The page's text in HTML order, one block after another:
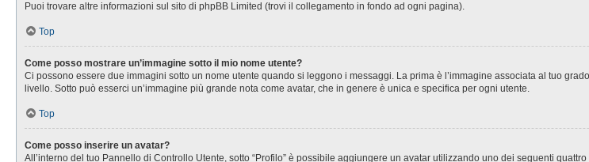
Puoi trovare altre informazioni sul sito di phpBB Limited (trovi il collegamento in fondo ad ogni pagina).
Top
Come posso mostrare un’immagine sotto il mio nome utente?
Ci possono essere due immagini sotto un nome utente quando si leggono i messaggi. La prima è l’immagine associata al tuo
livello. Sotto può esserci un’immagine più grande nota come avatar, che in genere è unica e specifica per ogni utente.
Top
Come posso inserire un avatar?
All’interno del tuo Pannello di Controllo Utente, sotto “Profilo” è possibile aggiungere un avatar utilizzando uno dei seguenti